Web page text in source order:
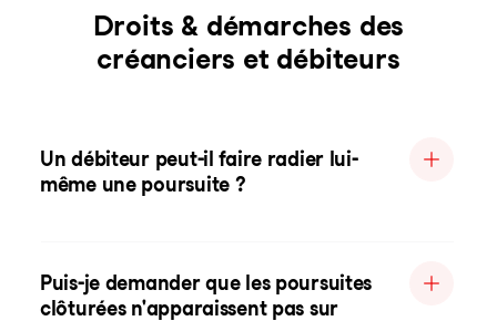
Droits & démarches des
créanciers et débiteurs
Un débiteur peut-il faire radier lui-
même une poursuite ?
Puis-je demander que les poursuites
clôturées n'apparaissent pas sur